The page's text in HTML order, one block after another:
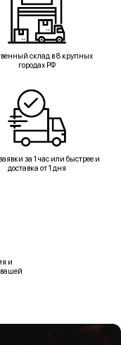
склад в 8 крупных
городах РФ
за 1 час или быстрее и
доставка от 1 дня
и